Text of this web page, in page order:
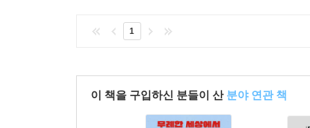
1
이 책을 구입하신 분들이 산 분야 연관 책